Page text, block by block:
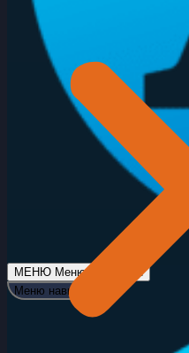
МЕНЮ Меню навигации
Меню навигации